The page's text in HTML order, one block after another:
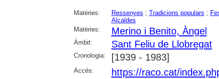
Matèries: Ressenyes ; Tradicions populars ;
Alcaldes
Matèries:
Merino i Benito, Àngel
Àmbit: Sant Feliu de Llobregat
Cronologia: [1939 - 1983]
Accés: https://raco.cat/